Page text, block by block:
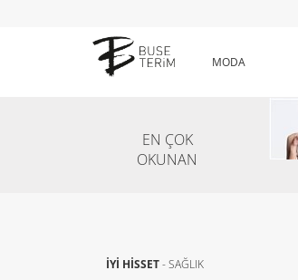
MODA
EN ÇOK
OKUNAN
İYİ HİSSET-SAĞLIK